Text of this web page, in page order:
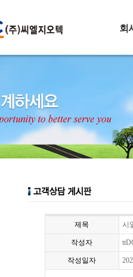
회
제목 시
작성자
작성일자